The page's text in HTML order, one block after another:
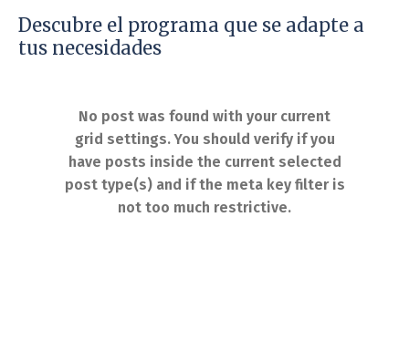
Descubre el programa que se adapte a
tus necesidades
No post was found with your current
grid settings. You should verify if you
have posts inside the current selected
post type(s) and if the meta key filter is
not too much restrictive.